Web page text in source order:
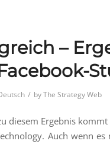
–
/ byThe Strategy Web
diesem Ergebnis
Auch wenn